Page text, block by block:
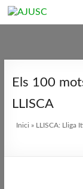
content
Jugadors
de
en
Els 100
LLISCA
Inici » LLISCA: Lliga